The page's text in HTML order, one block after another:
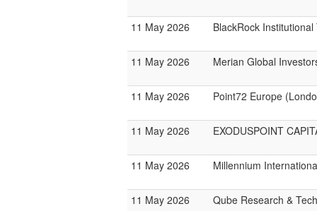
11 May 2026 BlackRock
11 May 2026 Merian Global
11 May 2026 Point72 Europe
11 May 2026 EXODUSPOINT
11 May 2026 Millennium
11 May 2026 Qube Research &